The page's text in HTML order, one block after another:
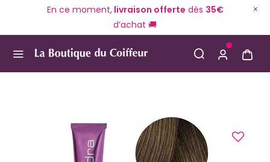
En ce moment,livraison offerte dès 35€
d’achat 🚚